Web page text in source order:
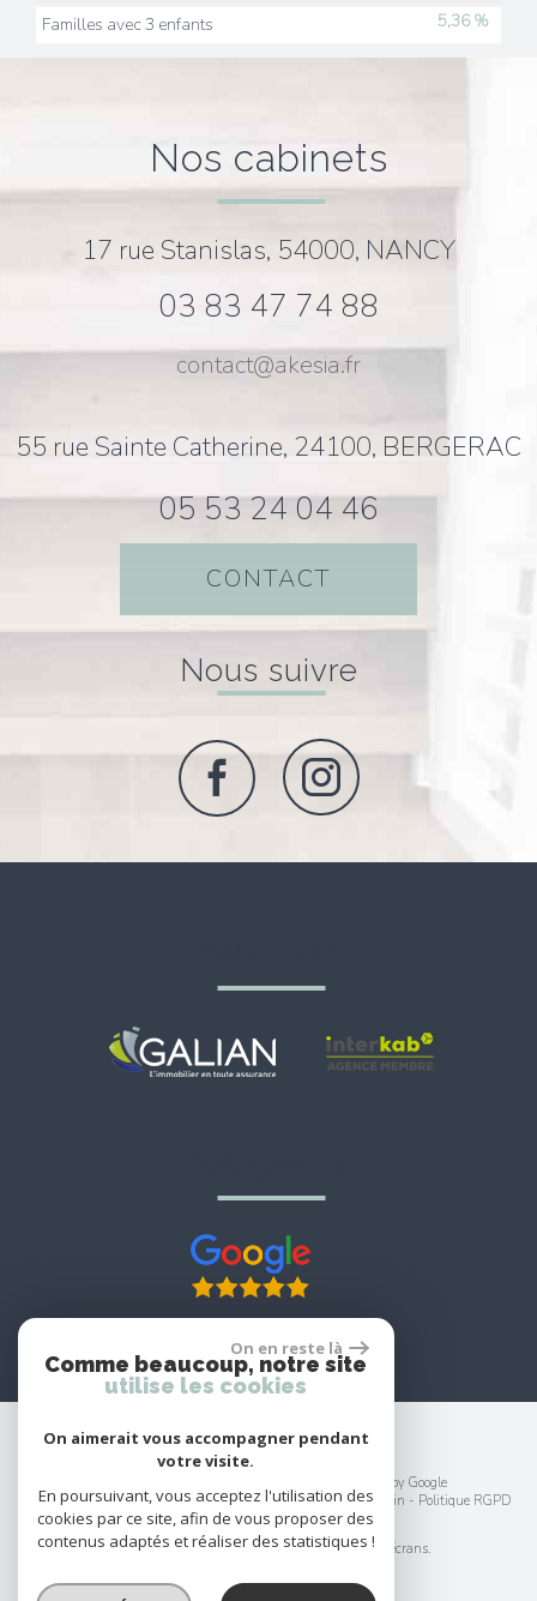
Familles avec 3 enfants
5,36 %
nos cabinets
17 rue Stanislas, 54000, NANCY
03 83 47 74 88
contact@akesia.fr
55 rue Sainte Catherine, 24100, BERGERAC
05 53 24 04 46
CONTACT
nous suivre
© 2026 | Tous droits réservés | Traduction powered by Google
Plan du site -Mentions légales-Nos honoraires-Liens-Admin - Politique RGPD
Site internet compatible multi-supports,
un seul site adaptable à tous les types d'écrans.
On en reste là
Comme beaucoup, notre site
utilise les cookies
On aimerait vous accompagner pendant
votre visite.
En poursuivant, vous acceptez l'utilisation des
cookies par ce site, afin de vous proposer des
contenus adaptés et réaliser des statistiques !